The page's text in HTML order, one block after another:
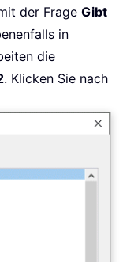
der Frage Gibt
in
die
. Klicken Sie nach